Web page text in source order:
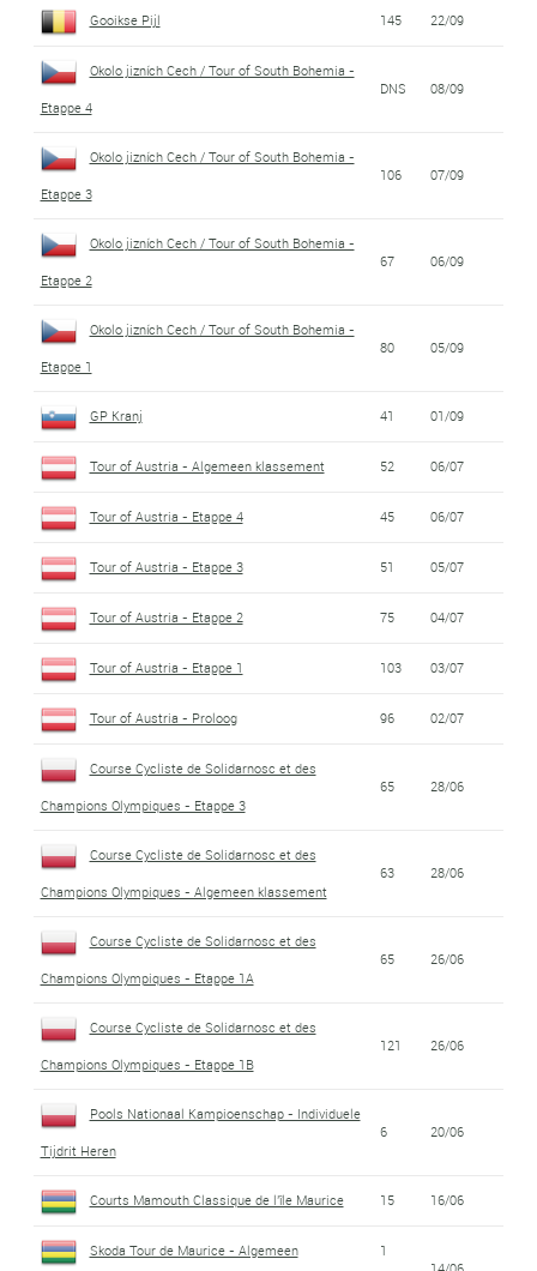
Gooikse Pijl 145 22/09
Okolo jizních Cech / Tour of South Bohemia -
Etappe 4
DNS 08/09
Okolo jizních Cech / Tour of South Bohemia -
Etappe 3
106 07/09
Okolo jizních Cech / Tour of South Bohemia -
Etappe 2
67 06/09
Okolo jizních Cech / Tour of South Bohemia -
Etappe 1
80 05/09
GP Kranj 41 01/09
Tour of Austria - Algemeen klassement 52 06/07
Tour of Austria - Etappe 4 45 06/07
Tour of Austria - Etappe 3 51 05/07
Tour of Austria - Etappe 2 75 04/07
Tour of Austria - Etappe 1 103 03/07
Tour of Austria - Proloog 96 02/07
Course Cycliste de Solidarnosc et des
Champions Olympiques - Etappe 3
65 28/06
Course Cycliste de Solidarnosc et des
Champions Olympiques - Algemeen klassement
63 28/06
Course Cycliste de Solidarnosc et des
Champions Olympiques - Etappe 1A
65 26/06
Course Cycliste de Solidarnosc et des
Champions Olympiques - Etappe 1B
121 26/06
Pools Nationaal Kampioenschap - Individuele
Tijdrit Heren
6 20/06
Courts Mamouth Classique de l'île Maurice 15 16/06
Skoda Tour de Maurice - Algemeen
1